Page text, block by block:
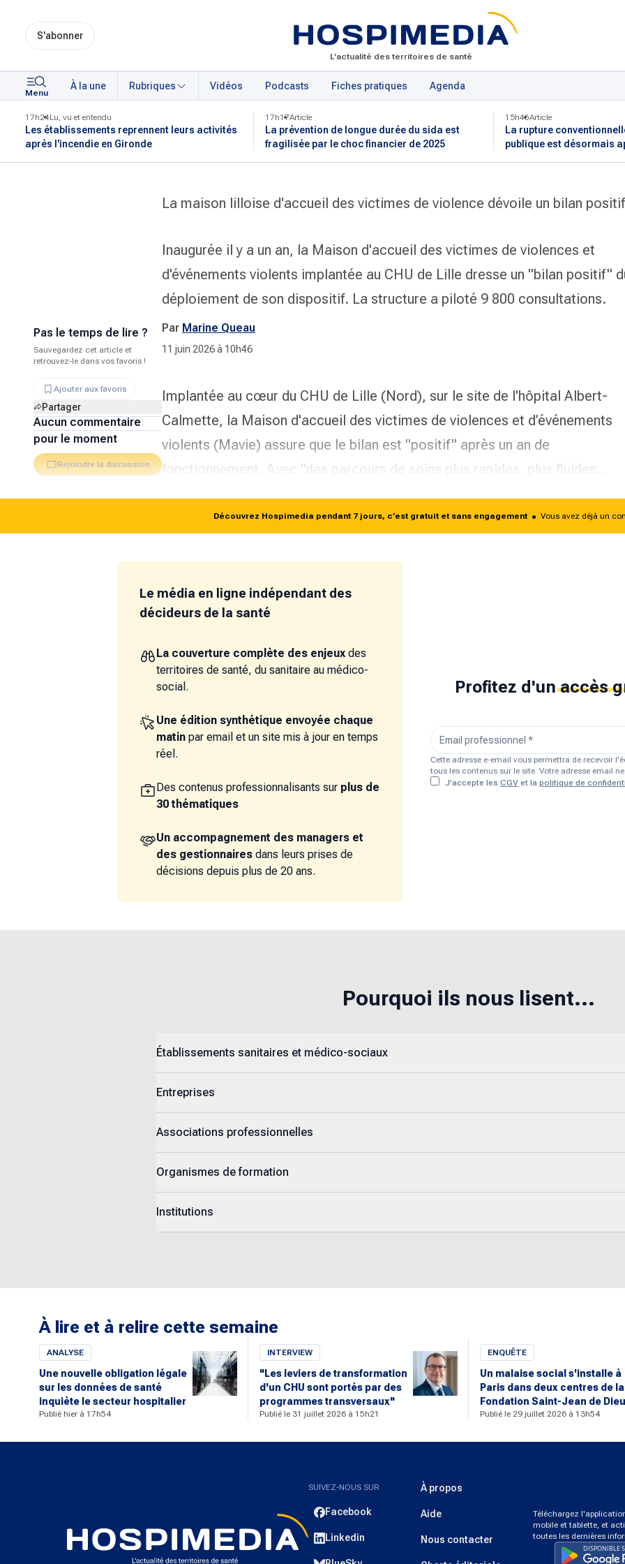
L'actualité des territoires de santé
S'abonner
Menu
À la une Rubriques Vidéos Podcasts Fiches pratiques Agenda
17h24Lu, vu et entendu
Les établissements reprennent leurs activités
après l'incendie en Gironde
17h17Article
La prévention de longue durée du sida est
fragilisée par le choc financier de 2025
15h46Article
La rupture
publique est désormais
La maison lilloise d'accueil des victimes de violence dévoile un bilan
Inaugurée il y a un an, la Maison d'accueil des victimes de violences et
d'événements violents implantée au CHU de Lille dresse un "bilan positif"
déploiement de son dispositif. La structure a piloté 9 800 consultations.
Par Marine Queau
11 juin 2026 à 10h46
Implantée au cœur du CHU de Lille (Nord), sur le site de l'hôpital Albert-
Calmette, la Maison d'accueil des victimes de violences et d’événements
violents (Mavie) assure que le bilan est "positif" après un an de
fonctionnement. Avec "des parcours de soins plus rapides, plus fluides…
Pas le temps de lire ?
Sauvegardez cet article et
retrouvez-le dans vos favoris !
Ajouter aux favoris
Partager
Aucun commentaire
pour le moment
Rejoindre la discussion
Découvrez Hospimedia pendant 7 jours, c’est gratuit et sans engagement • Vous avez déjà un
Profitez d'un accès
Cette adresse e-email vous permettra de recevoir
tous les contenus sur le site. Votre adresse email
J'accepte les CGV et la politique de
Le média en ligne indépendant des
décideurs de la santé
La couverture complète des enjeuxdes
territoires de santé, du sanitaire au médico-
social.
Une édition synthétique envoyée chaque
matin par email et un site mis à jour en temps
réel.
Des contenus professionnalisants sur plus de
30 thématiques
Un accompagnement des managers et
des gestionnaires dans leurs prises de
décisions depuis plus de 20 ans.
Pourquoi ils nous lisent...
Établissements sanitaires et médico-sociaux
Entreprises
Associations professionnelles
Organismes de formation
Institutions
À lire et à relire cette semaine
ANALYSE
Une nouvelle obligation légale
sur les données de santé
inquiète le secteur hospitalier
Publié hier à 17h54
INTERVIEW
"Les leviers de transformation
d'un CHU sont portés par des
programmes transversaux"
Publié le 31 juillet 2026 à 15h21
ENQUÊTE
Un malaise social s'installe à
Paris dans deux centres de la
Fondation Saint-Jean de Dieu
Publié le 29 juillet 2026 à 13h54
SUIVEZ-NOUS SUR
Facebook
Linkedin
À propos
Aide
Nous contacter
Téléchargez
mobile et tablette, et
toutes les dernières